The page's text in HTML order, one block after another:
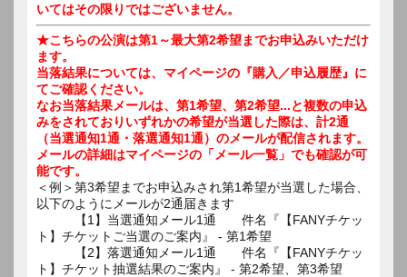
いてはその限りではございません。
★こちらの公演は第1～最大第2希望までお申込みいただけ
ます。
当落結果については、マイページの『購入／申込履歴』に
てご確認ください。
なお当落結果メールは、第1希望、第2希望...と複数の申込
みをされておりいずれかの希望が当選した際は、計2通
（当選通知1通・落選通知1通）のメールが配信されます。
メールの詳細はマイページの「メール一覧」でも確認が可
能です。
＜例＞第3希望までお申込みされ第1希望が当選した場合、
以下のようにメールが2通届きます
【1】当選通知メール1通 件名『【FANYチケッ
ト】チケットご当選のご案内』 - 第1希望
【2】落選通知メール1通 件名『【FANYチケッ
ト】チケット抽選結果のご案内』 - 第2希望、第3希望